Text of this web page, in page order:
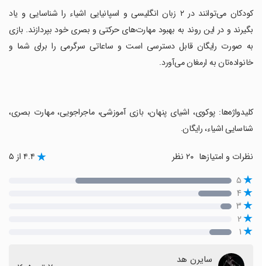
‏کودکان می‌توانند در ۲ زبان انگلیسی و اسپانیایی اشیاء را شناسایی و یاد
بگیرند و در این روند به بهبود مهارت‌های حرکتی و بصری خود بپردازند. بازی
به صورت رایگان قابل دسترسی است و ساعاتی سرگرمی را برای شما و
خانواده‌تان به ارمغان می‌آورد.
‏کلیدواژه‌ها: پوکوی، اشیای پنهان، بازی آموزشی، ماجراجویی، مهارت بصری،
شناسایی اشیاء، رایگان.
نظرات و امتیازها ۴.۴ از ۵
۵
۴
۳
۲
۱
سایرن هد